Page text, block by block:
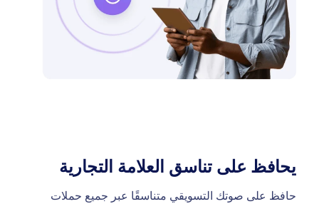
يحافظ على تناسق العلامة التجارية
حافظ على صوتك التسويقي متناسقًا عبر جميع حملات